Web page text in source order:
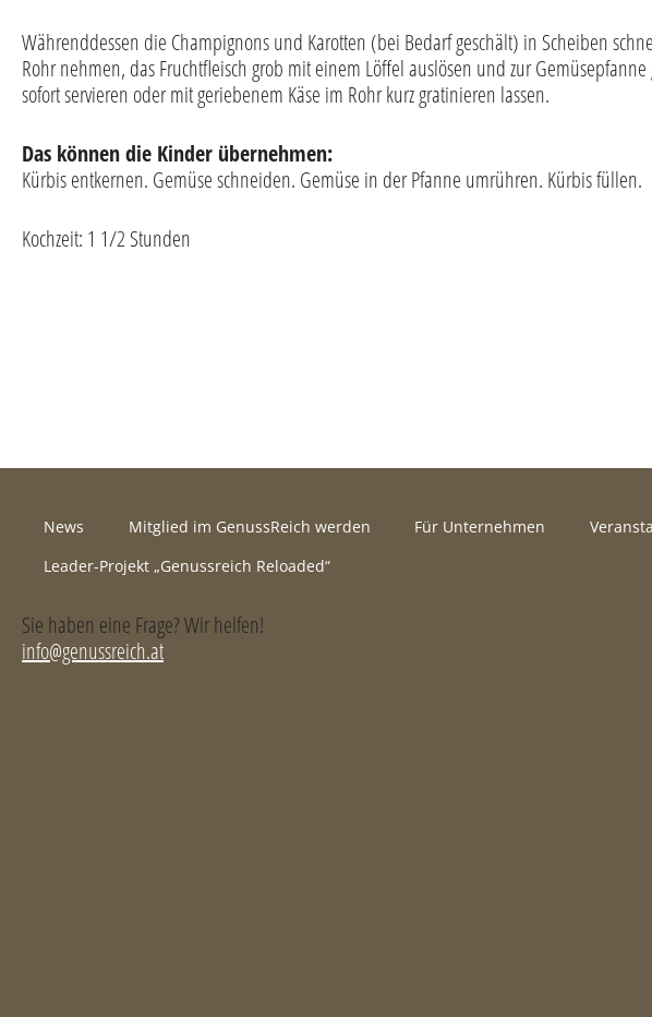
Währenddessen die Champignons und Karotten (bei Bedarf geschält) in Scheiben
Rohr nehmen, das Fruchtfleisch grob mit einem Löffel auslösen und zur
sofort servieren oder mit geriebenem Käse im Rohr kurz gratinieren lassen.
Das können die Kinder übernehmen:
Kürbis entkernen. Gemüse schneiden. Gemüse in der Pfanne umrühren. Kürbis füllen.
Kochzeit: 1 1/2 Stunden
News Mitglied im GenussReich werden Für Unternehmen
Leader-Projekt „Genussreich Reloaded“
Sie haben eine Frage? Wir helfen!
info@genussreich.at